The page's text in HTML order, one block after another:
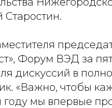
Старостин.
Форум ВЭД за
дискуссий в
«Важно, чтобы
году мы впервые